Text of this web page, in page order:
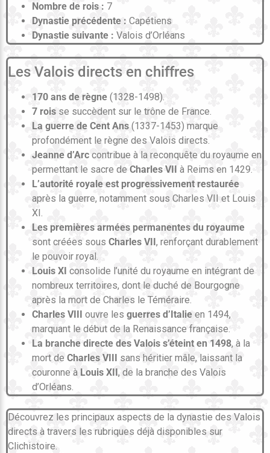
Nombre de rois : 7
Dynastie précédente : Capétiens
Dynastie suivante : Valois d’Orléans
Les Valois directs en chiffres
170 ans de règne (1328-1498).
7 rois se succèdent sur le trône de France.
La guerre de Cent Ans (1337-1453) marque
profondément le règne des Valois directs.
Jeanne d’Arc contribue à la reconquête du royaume en
permettant le sacre de Charles VII
à Reims en 1429.
L’autorité royale est progressivement restaurée
après la guerre, notamment sous Charles VII et Louis
XI.
Les premières armées permanentes du royaume
sont créées sous Charles VII , renforçant durablement
le pouvoir royal.
Louis XI consolide l’unité du royaume en intégrant de
nombreux territoires, dont le duché de Bourgogne
après la mort de Charles le Téméraire.
Charles VIII
ouvre les guerres d’Italie en 1494,
marquant le début de la Renaissance française.
La branche directe des Valois s’éteint en 1498, à la
mort de Charles VIII
sans héritier mâle, laissant la
couronne à Louis XII , de la branche des Valois
d’Orléans.
Découvrez les principaux aspects de la dynastie des Valois
directs à travers les rubriques déjà disponibles sur
Clichistoire.